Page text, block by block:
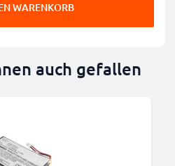
WARENKORB
auch gefallen